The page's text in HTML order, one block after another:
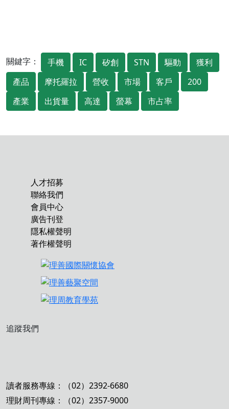
關鍵字： 手機 IC 矽創 STN 驅動
獲利
產品
摩托羅拉 營收 市場 客戶
200
產業
出貨量 高達 螢幕 市占率
人才招募
聯絡我們
會員中心
廣告刊登
隱私權聲明
著作權聲明
追蹤我們
讀者服務專線：（02）2392-6680
理財周刊專線：（02）2357-9000